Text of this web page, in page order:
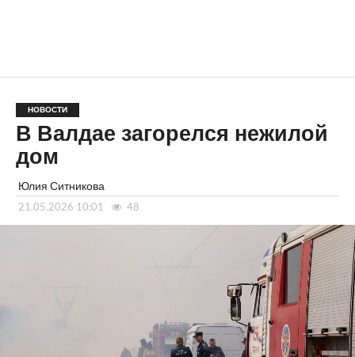
НОВОСТИ
В Валдае загорелся нежилой
дом
Юлия Ситникова
21.05.2026 10:01 48